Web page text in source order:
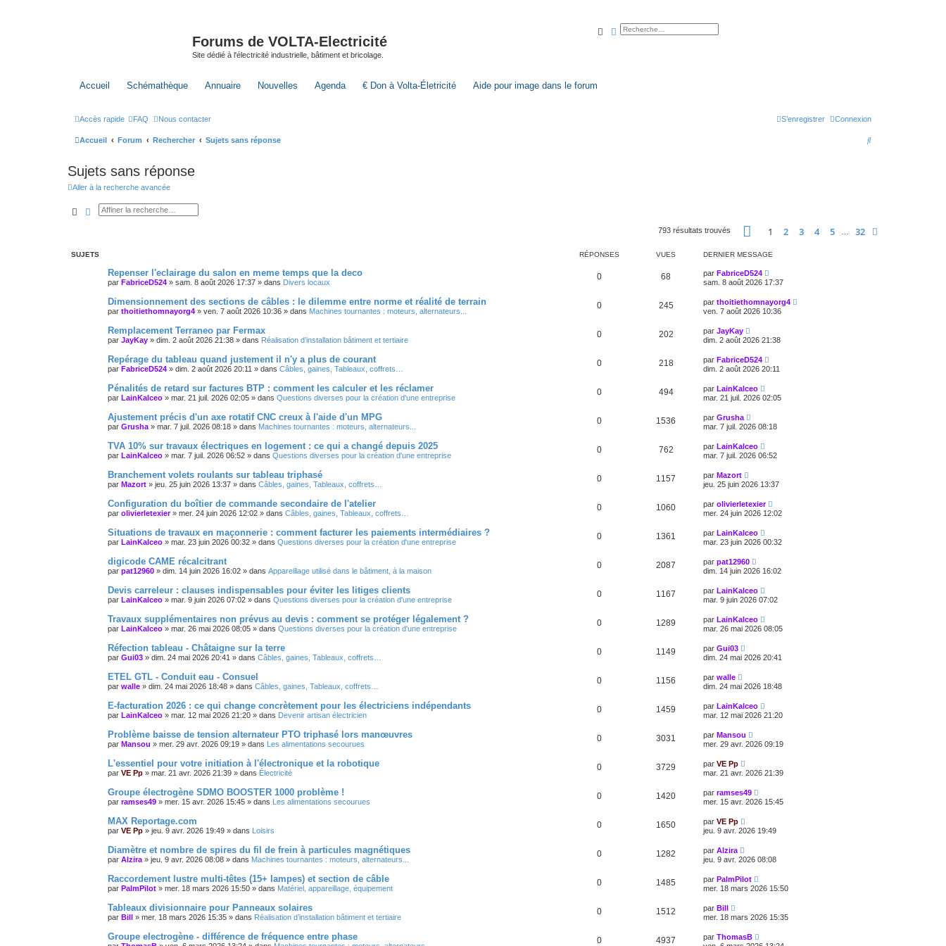
Forums de VOLTA-Electricité
Site dédié à l'électricité industrielle, bâtiment et bricolage.
Rechercher
Recherche avancée
Accueil Schémathèque Annuaire Nouvelles Agenda € Don à Volta-Életricité Aide pour image dans le forum
Accès rapide FAQ Nous contacter Connexion
S’enregistrer
Accueil Forum Rechercher Sujets sans réponse
R
Sujets sans réponse
Aller à la recherche avancée
Rechercher
Recherche avancée
793 résultats trouvés Page sur32
1 2 3 4 5 32
SUJETS RÉPONSES VUES DERNIER MESSAGE
Repenser l'eclairage du salon en meme temps que la deco
par FabriceD524 » sam. 8 août 2026 17:37 » dans Divers locaux
0 68 par FabriceD524
sam. 8 août 2026 17:37
Dimensionnement des sections de câbles : le dilemme entre norme et réalité de terrain
par thoitiethomnayorg4 » ven. 7 août 2026 10:36 » dans Machines tournantes : moteurs, alternateurs...
0 245 par thoitiethomnayorg4
ven. 7 août 2026 10:36
Remplacement Terraneo par Fermax
par JayKay » dim. 2 août 2026 21:38 » dans Réalisation d’installation bâtiment et tertiaire
0 202 par JayKay
dim. 2 août 2026 21:38
Repérage du tableau quand justement il n'y a plus de courant
par FabriceD524 » dim. 2 août 2026 20:11 » dans Câbles, gaines, Tableaux, coffrets…
0 218 par FabriceD524
dim. 2 août 2026 20:11
Pénalités de retard sur factures BTP : comment les calculer et les réclamer
par LainKalceo » mar. 21 juil. 2026 02:05 » dans Questions diverses pour la création d'une entreprise
0 494 par LainKalceo
mar. 21 juil. 2026 02:05
Ajustement précis d'un axe rotatif CNC creux à l'aide d'un MPG
par Grusha » mar. 7 juil. 2026 08:18 » dans Machines tournantes : moteurs, alternateurs...
0 1536 par Grusha
mar. 7 juil. 2026 08:18
TVA 10% sur travaux électriques en logement : ce qui a changé depuis 2025
par LainKalceo » mar. 7 juil. 2026 06:52 » dans Questions diverses pour la création d'une entreprise
0 762 par LainKalceo
mar. 7 juil. 2026 06:52
Branchement volets roulants sur tableau triphasé
par Mazort » jeu. 25 juin 2026 13:37 » dans Câbles, gaines, Tableaux, coffrets…
0 1157 par Mazort
jeu. 25 juin 2026 13:37
Configuration du boîtier de commande secondaire de l'atelier
par olivierletexier» mer. 24 juin 2026 12:02 » dans Câbles, gaines, Tableaux, coffrets…
0 1060 par olivierletexier
mer. 24 juin 2026 12:02
Situations de travaux en maçonnerie : comment facturer les paiements intermédiaires ?
par LainKalceo » mar. 23 juin 2026 00:32 » dans Questions diverses pour la création d'une entreprise
0 1361 par LainKalceo
mar. 23 juin 2026 00:32
digicode CAME récalcitrant
par pat12960 » dim. 14 juin 2026 16:02 » dans Appareillage utilisé dans le bâtiment, à la maison
0 2087 par pat12960
dim. 14 juin 2026 16:02
Devis carreleur : clauses indispensables pour éviter les litiges clients
par LainKalceo » mar. 9 juin 2026 07:02 » dans Questions diverses pour la création d'une entreprise
0 1167 par LainKalceo
mar. 9 juin 2026 07:02
Travaux supplémentaires non prévus au devis : comment se protéger légalement ?
par LainKalceo » mar. 26 mai 2026 08:05 » dans Questions diverses pour la création d'une entreprise
0 1289 par LainKalceo
mar. 26 mai 2026 08:05
Réfection tableau - Châtaigne sur la terre
par Gui03 » dim. 24 mai 2026 20:41 » dans Câbles, gaines, Tableaux, coffrets…
0 1149 par Gui03
dim. 24 mai 2026 20:41
ETEL GTL - Conduit eau - Consuel
par walle » dim. 24 mai 2026 18:48 » dans Câbles, gaines, Tableaux, coffrets…
0 1156 par walle
dim. 24 mai 2026 18:48
E-facturation 2026 : ce qui change concrètement pour les électriciens indépendants
par LainKalceo » mar. 12 mai 2026 21:20 » dans Devenir artisan électricien
0 1459 par LainKalceo
mar. 12 mai 2026 21:20
Problème baisse de tension alternateur PTO triphasé lors manœuvres
par Mansou » mer. 29 avr. 2026 09:19 » dans Les alimentations secourues
0 3031 par Mansou
mer. 29 avr. 2026 09:19
L'essentiel pour votre initiation à l'électronique et la robotique
par VE Pp » mar. 21 avr. 2026 21:39 » dans Électricité
0 3729 par VE Pp
mar. 21 avr. 2026 21:39
Groupe électrogène SDMO BOOSTER 1000 problème !
par ramses49 » mer. 15 avr. 2026 15:45 » dans Les alimentations secourues
0 1420 par ramses49
mer. 15 avr. 2026 15:45
MAX Reportage.com
par VE Pp » jeu. 9 avr. 2026 19:49 » dans Loisirs
0 1650 par VE Pp
jeu. 9 avr. 2026 19:49
Diamètre et nombre de spires du fil de frein à particules magnétiques
par Alzira » jeu. 9 avr. 2026 08:08 » dans Machines tournantes : moteurs, alternateurs...
0 1282 par Alzira
jeu. 9 avr. 2026 08:08
Raccordement lustre multi-têtes (15+ lampes) et section de câble
par PalmPilot » mer. 18 mars 2026 15:50 » dans Matériel, appareillage, équipement
0 1485 par PalmPilot
mer. 18 mars 2026 15:50
Tableaux divisionnaire pour Panneaux solaires
par Bill » mer. 18 mars 2026 15:35 » dans Réalisation d’installation bâtiment et tertiaire
0 1512 par Bill
mer. 18 mars 2026 15:35
Groupe electrogène - différence de fréquence entre phase 0 4937 par ThomasB